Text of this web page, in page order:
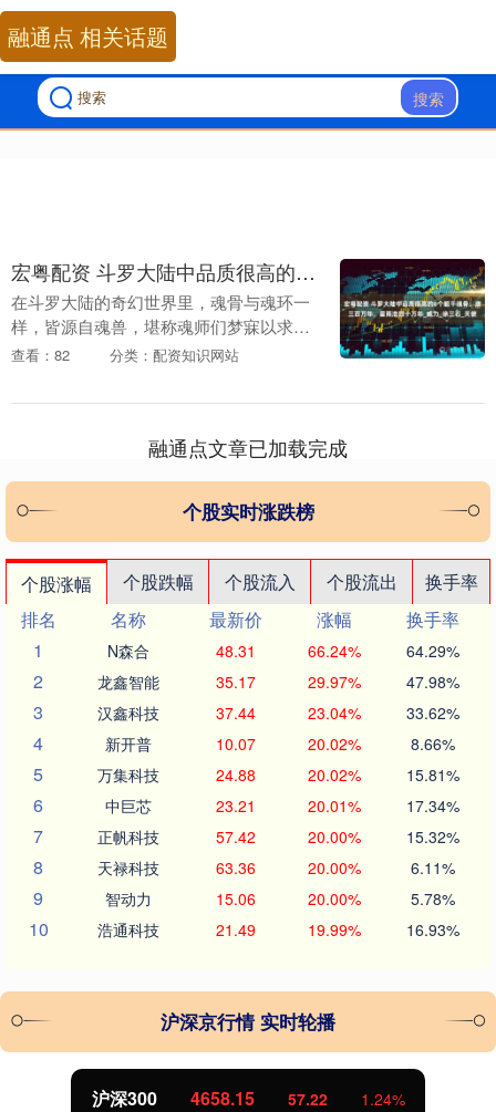
搜索
融通点 相关话题
宏粤配资 斗罗大陆中品质很高的6个躯干魂骨：唐三百万年，霍雨浩四十万年_威力_徐三石_天使
在斗罗大陆的奇幻世界里，魂骨与魂环一
样，皆源自魂兽，堪称魂师们梦寐以求的
珍宝。然而，魂骨在魂兽身上出现的概率
的，都价值连城且供....
查看：82 分类：配资知识网站
融通点文章已加载完成
个股实时涨跌榜
个股涨幅 个股跌幅 个股流入 个股流出
换手率
排名
名称 最新价 涨幅
换手率
1
N森合 48.31 66.24% 64.29%
2 龙鑫智能 35.17 29.97% 47.98%
3 汉鑫科技 37.44 23.04% 33.62%
4 新开普 10.07 20.02% 8.66%
5 万集科技 24.88 20.02% 15.81%
6 中巨芯 23.21 20.01% 17.34%
7 正帆科技 57.42 20.00% 15.32%
8 天禄科技 63.36 20.00% 6.11%
9 智动力 15.06 20.00% 5.78%
10 浩通科技 21.49 19.99% 16.93%
沪深京行情 实时轮播
沪深300 4658.15 57.22 1.24%